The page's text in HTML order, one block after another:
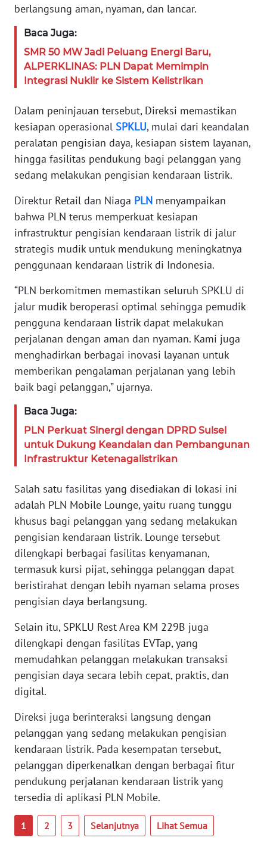
berlangsung aman, nyaman, dan lancar.
Baca Juga:
SMR 50 MW Jadi Peluang Energi Baru,
ALPERKLINAS: PLN Dapat Memimpin
Integrasi Nuklir ke Sistem Kelistrikan
Dalam peninjauan tersebut, Direksi memastikan
kesiapan operasional SPKLU, mulai dari keandalan
peralatan pengisian daya, kesiapan sistem layanan,
hingga fasilitas pendukung bagi pelanggan yang
sedang melakukan pengisian kendaraan listrik.
Direktur Retail dan Niaga PLN menyampaikan
bahwa PLN terus memperkuat kesiapan
infrastruktur pengisian kendaraan listrik di jalur
strategis mudik untuk mendukung meningkatnya
penggunaan kendaraan listrik di Indonesia.
“PLN berkomitmen memastikan seluruh SPKLU di
jalur mudik beroperasi optimal sehingga pemudik
pengguna kendaraan listrik dapat melakukan
perjalanan dengan aman dan nyaman. Kami juga
menghadirkan berbagai inovasi layanan untuk
memberikan pengalaman perjalanan yang lebih
baik bagi pelanggan,” ujarnya.
Baca Juga:
PLN Perkuat Sinergi dengan DPRD Sulsel
untuk Dukung Keandalan dan Pembangunan
Infrastruktur Ketenagalistrikan
Salah satu fasilitas yang disediakan di lokasi ini
adalah PLN Mobile Lounge, yaitu ruang tunggu
khusus bagi pelanggan yang sedang melakukan
pengisian kendaraan listrik. Lounge tersebut
dilengkapi berbagai fasilitas kenyamanan,
termasuk kursi pijat, sehingga pelanggan dapat
beristirahat dengan lebih nyaman selama proses
pengisian daya berlangsung.
Selain itu, SPKLU Rest Area KM 229B juga
dilengkapi dengan fasilitas EVTap, yang
memudahkan pelanggan melakukan transaksi
pengisian daya secara lebih cepat, praktis, dan
digital.
Direksi juga berinteraksi langsung dengan
pelanggan yang sedang melakukan pengisian
kendaraan listrik. Pada kesempatan tersebut,
pelanggan diperkenalkan dengan berbagai fitur
pendukung perjalanan kendaraan listrik yang
tersedia di aplikasi PLN Mobile.
1 2 3 Selanjutnya Lihat Semua
SUMUT
WN
JAKARTA
WN
WN
BANTEN
WN
WN
KEPRI
WN
PAPUA
WN
BARAT
WN
RIAU
SERAMBI
WN
JAMBI
WN
SULTRA
WN
NTB
WN
SULTENG
WN
BABEL
WN
SUMBAR
WN
SUMSEL
WN
BENGKULU